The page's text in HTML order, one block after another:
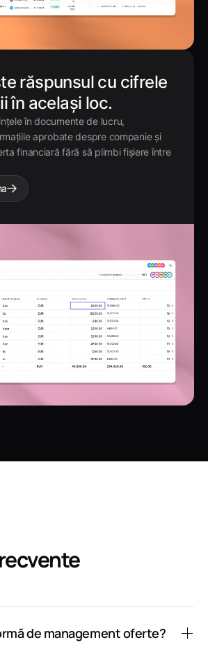
răspunsul cu cifrele
în același loc.
în documente de lucru,
aprobate despre companie și
financiară fără să plimbi fișiere între
de management oferte?